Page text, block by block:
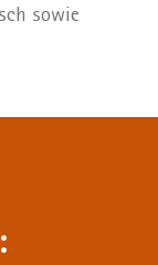
sowie